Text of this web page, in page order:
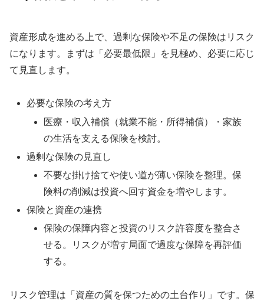
資産形成を進める上で、過剰な保険や不足の保険はリスク
になります。まずは「必要最低限」を見極め、必要に応じ
て見直します。
必要な保険の考え方
医療・収入補償（就業不能・所得補償）・家族
の生活を支える保険を検討。
過剰な保険の見直し
不要な掛け捨てや使い道が薄い保険を整理。保
険料の削減は投資へ回す資金を増やします。
保険と資産の連携
保険の保障内容と投資のリスク許容度を整合さ
せる。リスクが増す局面で過度な保障を再評価
する。
リスク管理は「資産の質を保つための土台作り」です。保